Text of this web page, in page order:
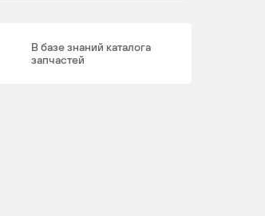
В базе знаний каталога
запчастей